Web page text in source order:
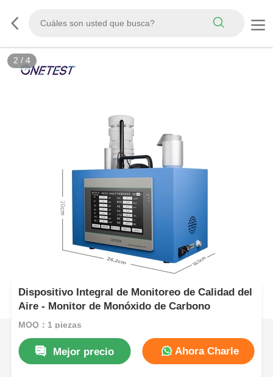
2 / 4
Dispositivo Integral de Monitoreo de Calidad del
Aire - Monitor de Monóxido de Carbono
MOQ：1 piezas
Mejor precio Ahora Charle